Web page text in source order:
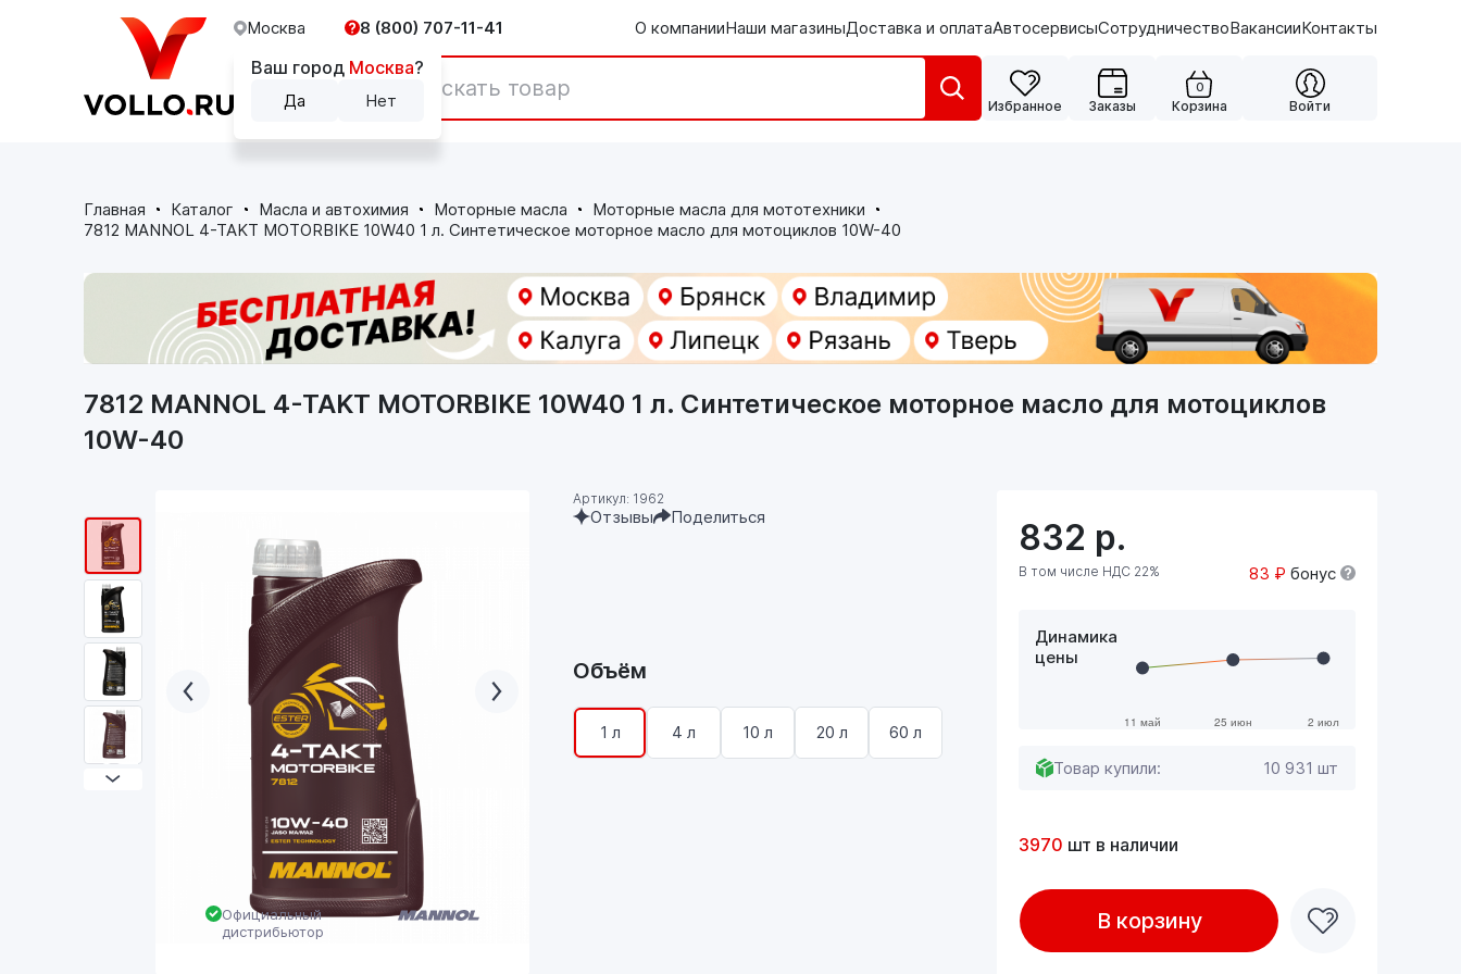
Москва
Ваш город Москва?
Да Нет
8 (800) 707-11-41 О компанииНаши магазиныДоставка и оплатаАвтосервисыСотрудничествоВакансииКонтакты
Каталог
Избранное Заказы
0
Корзина Войти
Главная Каталог Масла и автохимия Моторные масла
Моторные масла для мототехники
7812 MANNOL 4-TAKT MOTORBIKE 10W40 1 л. Синтетическое моторное масло для мотоциклов 10W-40
Официальный
дистрибьютор
7812 MANNOL 4-TAKT MOTORBIKE 10W40 1 л. Синтетическое моторное масло для мотоциклов
10W-40
Артикул: 1962
Отзывы Поделиться
Объём
1 л 4 л 10 л 20 л 60 л
832 р.
В том числе НДС 22% 83 ₽ бонус
Динамика
цены
Товар купили: 10 931 шт
3970 шт в наличии
В корзину